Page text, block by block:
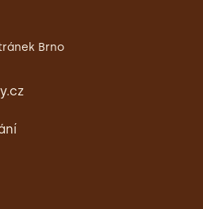
Brno